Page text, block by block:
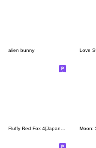
alien bunny
Moon: